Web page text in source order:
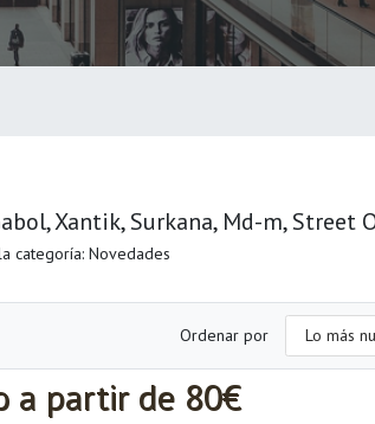
Xantik, Surkana, Md-m, Street
Ordenar por
a partir de 80€